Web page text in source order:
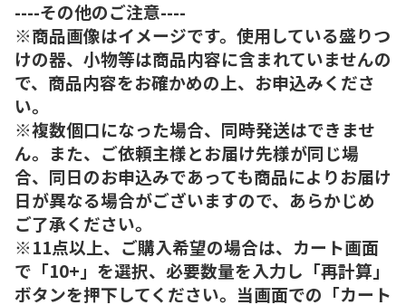
----その他のご注意----
※商品画像はイメージです。使用している盛りつ
けの器、小物等は商品内容に含まれていませんの
で、商品内容をお確かめの上、お申込みくださ
い。
※複数個口になった場合、同時発送はできませ
ん。また、ご依頼主様とお届け先様が同じ場
合、同日のお申込みであっても商品によりお届け
日が異なる場合がございますので、あらかじめ
ご了承ください。
※11点以上、ご購入希望の場合は、カート画面
で「10+」を選択、必要数量を入力し「再計算」
ボタンを押下してください。当画面での「カート